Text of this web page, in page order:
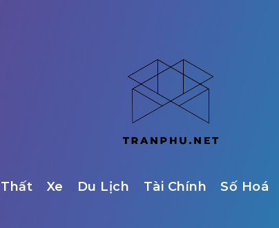
Xe Du Lịch Tài Chính Số Hoá